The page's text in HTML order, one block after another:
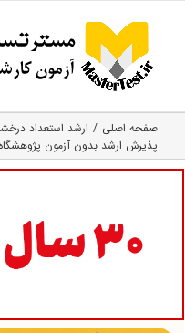
content
صفحه اصلی
ارشد استعداد
پذیرش ارشد بدون آزمون پژوهشگاه